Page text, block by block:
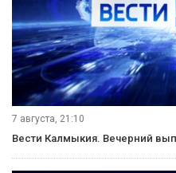
7 августа, 21:10
Вести Калмыкия. Вечерний